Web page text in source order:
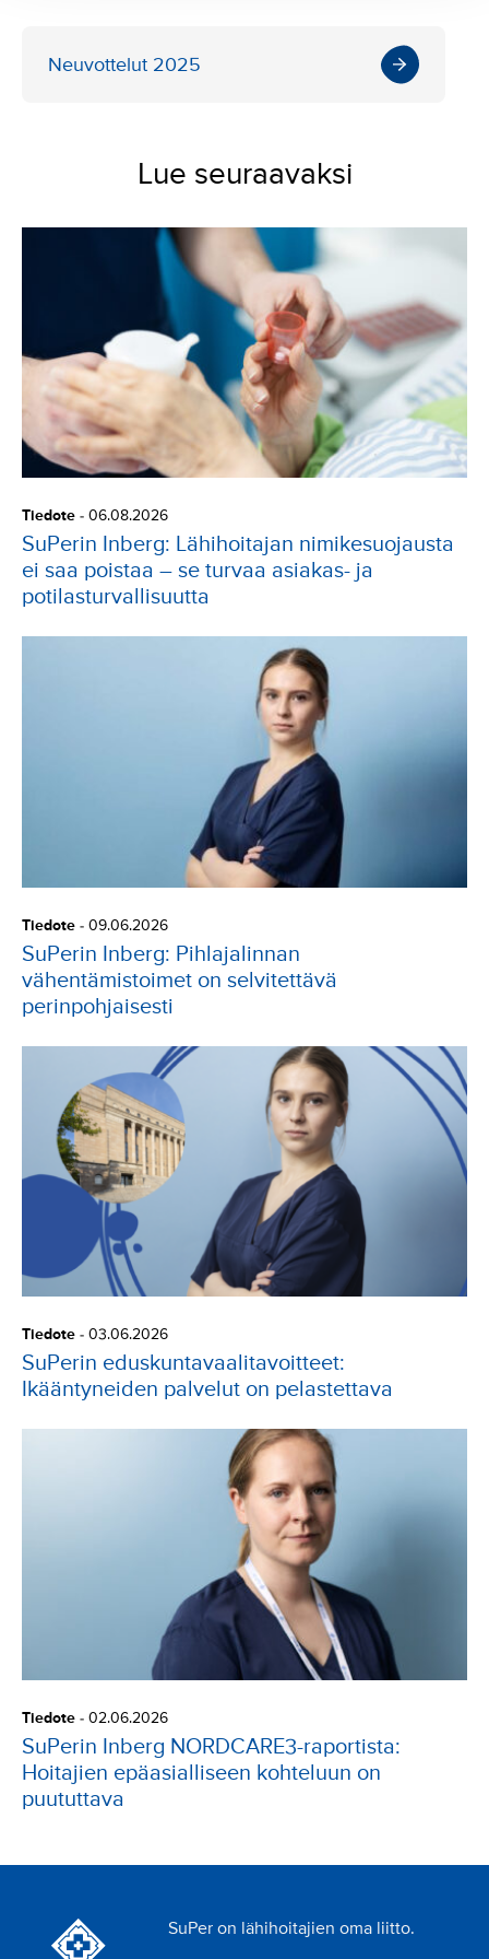
Neuvottelut 2025
Lue seuraavaksi
Tiedote - 06.08.2026
SuPerin Inberg: Lähihoitajan nimikesuojausta
ei saa poistaa – se turvaa asiakas- ja
potilasturvallisuutta
Tiedote - 09.06.2026
SuPerin Inberg: Pihlajalinnan
vähentämistoimet on selvitettävä
perinpohjaisesti
Tiedote - 03.06.2026
SuPerin eduskuntavaalitavoitteet:
Ikääntyneiden palvelut on pelastettava
Tiedote - 02.06.2026
SuPerin Inberg NORDCARE3-raportista:
Hoitajien epäasialliseen kohteluun on
puututtava
SuPer on lähihoitajien oma liitto.